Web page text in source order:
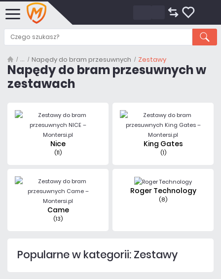
Napędy do bram przesuwnych Zestawy
Napędy do bram przesuwnych w
zestawach
Nice
(11)
King Gates
(1)
Came
(13)
Roger Technology
(8)
Popularne w kategorii: Zestawy